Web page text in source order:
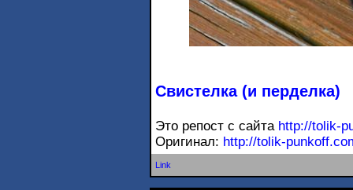
Свистелка (и перделка)
Это репост с сайта http://tolik-
Оригинал: http://tolik-
Link